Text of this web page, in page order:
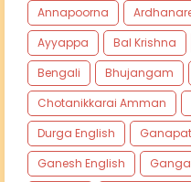
Annapoorna
Ayyappa
Bal Krishna
Bengali
Bhujangam
Chotanikkarai Amman
Durga English
Ganesh English
Ganga